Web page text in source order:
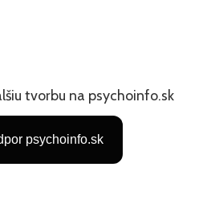
tvorbu na psychoinfo.sk
psychoinfo.sk